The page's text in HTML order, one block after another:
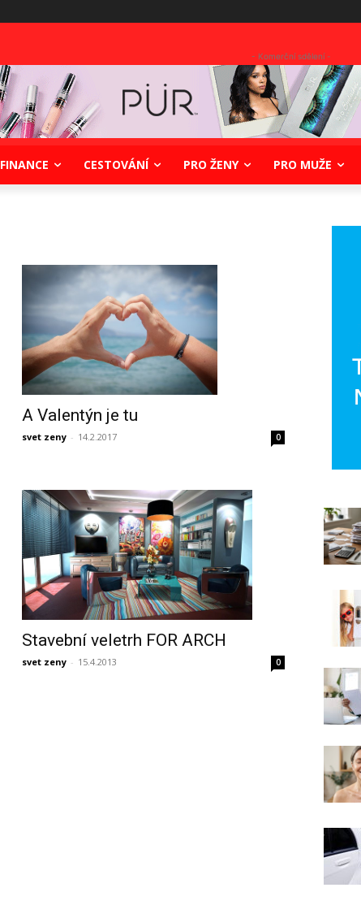
- Komerční sdělení -
FINANCE CESTOVÁNÍ PRO ŽENY PRO MUŽE
A Valentýn je tu
svet zeny - 14.2.2017 0
Stavební veletrh FOR ARCH
svet zeny - 15.4.2013 0